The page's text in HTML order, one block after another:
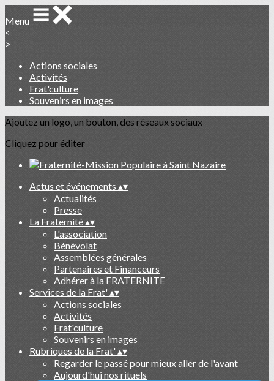
Menu
<
>
Actions sociales
Activités
Frat'culture
Souvenirs en images
Ajoutez un logo, un bouton, des réseaux sociaux
Cliquez pour éditer
Actus et événements ▴▾
Actualités
Presse
La Fraternité▴▾
L'association
Bénévolat
Assemblées générales
Partenaires et Financeurs
Adhérer à la FRATERNITE
Services de la Frat'▴▾
Actions sociales
Activités
Frat'culture
Souvenirs en images
Rubriques de la Frat'▴▾
Regarder le passé pour mieux aller de l'avant
Aujourd'hui nos rituels